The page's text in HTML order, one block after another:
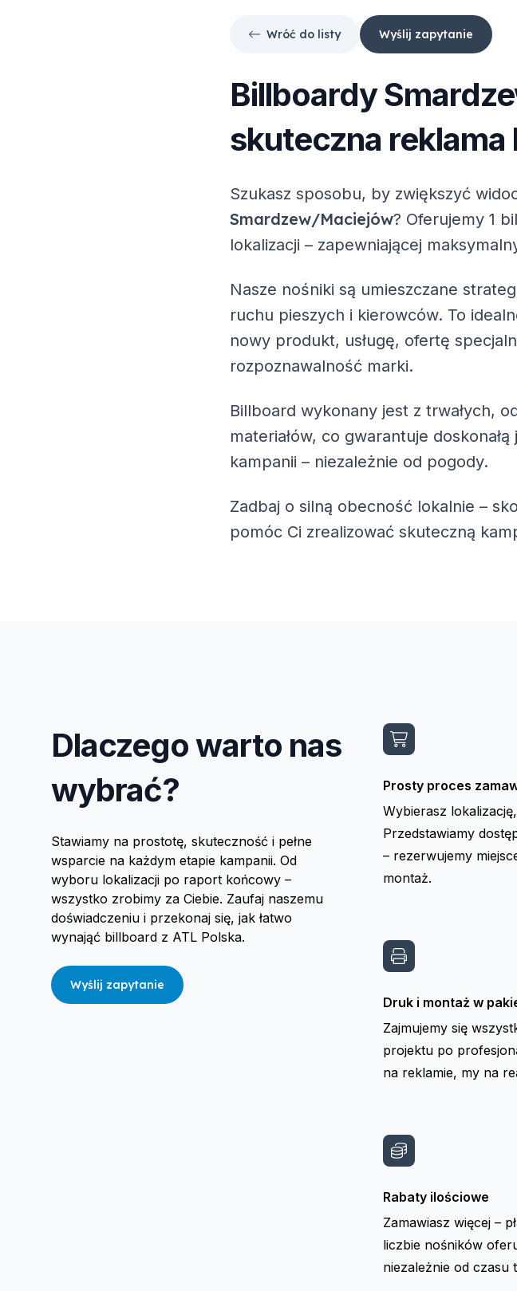
Wróć do listy Wyślij zapytanie
Billboardy
skuteczna reklama
Szukasz sposobu, by zwiększyć
Smardzew/Maciejów? Oferujemy 1
lokalizacji – zapewniającej
Nasze nośniki są umieszczane
ruchu pieszych i kierowców. To
nowy produkt, usługę, ofertę
rozpoznawalność marki.
Billboard wykonany jest z trwałych,
materiałów, co gwarantuje
kampanii – niezależnie od pogody.
Zadbaj o silną obecność lokalnie –
pomóc Ci zrealizować skuteczną
Dlaczego warto nas
wybrać?
Stawiamy na prostotę, skuteczność i pełne
wsparcie na każdym etapie kampanii. Od
wyboru lokalizacji po raport końcowy –
wszystko zrobimy za Ciebie. Zaufaj naszemu
doświadczeniu i przekonaj się, jak łatwo
wynająć billboard z ATL Polska.
Wyślij zapytanie
Prosty proces
Wybierasz
Przedstawiamy
– rezerwujemy
montaż.
Druk i montaż w
Zajmujemy się
projektu po
na reklamie, my na
Rabaty ilościowe
Zamawiasz więcej –
liczbie nośników
niezależnie od czasu